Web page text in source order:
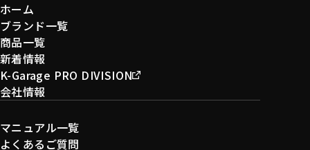
ホーム
ブランド一覧
商品一覧
新着情報
K-Garage PRO DIVISION
会社情報
マニュアル一覧
よくあるご質問